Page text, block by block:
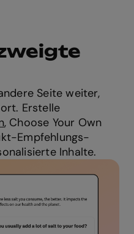
Seite weiter,
Erstelle
, Choose Your Own
Empfehlungs-
Inhalte.